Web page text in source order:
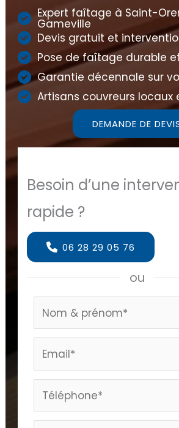
Expert faîtage à Saint-
Gameville
Devis gratuit et
Pose de faîtage durable
Garantie décennale sur
Artisans couvreurs locaux
DEMANDE DE
Besoin d’une
rapide ?
06 28 29 05 76
ou
Formulaire
home